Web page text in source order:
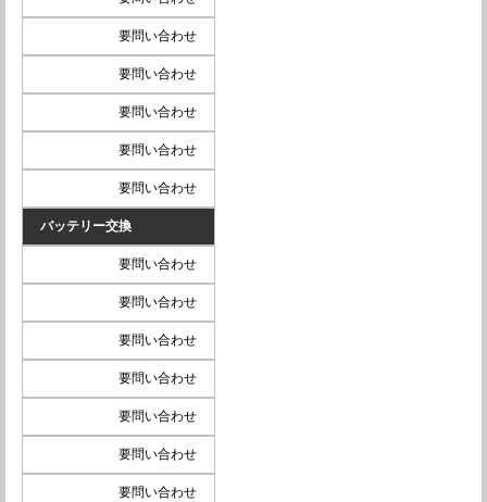
要問い合わせ
要問い合わせ
要問い合わせ
要問い合わせ
要問い合わせ
バッテリー交換
要問い合わせ
要問い合わせ
要問い合わせ
要問い合わせ
要問い合わせ
要問い合わせ
要問い合わせ